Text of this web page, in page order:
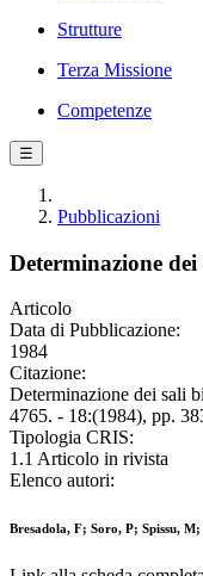
Strutture
Terza Missione
Competenze
☰
Pubblicazioni
Determinazione
Articolo
Data di Pubblicazione:
1984
Citazione:
Determinazione dei sali
4765. - 18:(1984), pp.
Tipologia CRIS:
1.1 Articolo in rivista
Elenco autori:
Bresadola, F; Soro, P; Spissu,